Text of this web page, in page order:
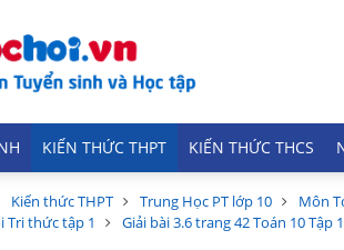
KIẾN THỨC THPT KIẾN THỨC THCS
Kiến thức THPT Trung Học PT lớp 10
Môn
Tri thức tập 1
Giải bài 3.6 trang 42 Toán 10 Tập